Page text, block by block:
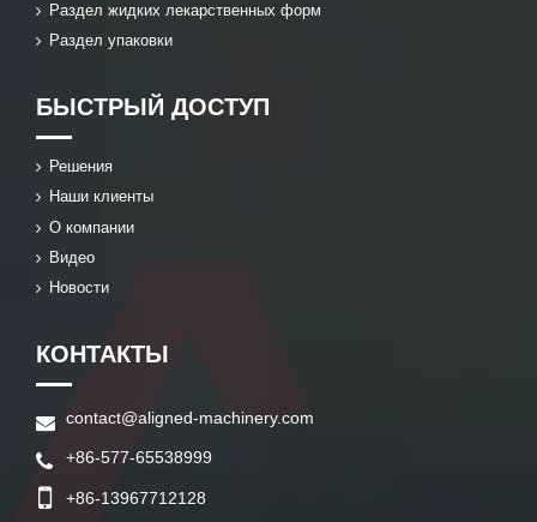
Раздел жидких лекарственных форм
Раздел упаковки
БЫСТРЫЙ ДОСТУП
Решения
Наши клиенты
О компании
Видео
Новости
КОНТАКТЫ
contact@aligned-machinery.com
+86-577-65538999
+86-13967712128